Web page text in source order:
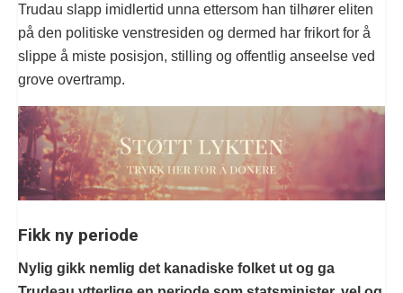
Trudau slapp imidlertid unna ettersom han tilhører eliten
på den politiske venstresiden og dermed har frikort for å
slippe å miste posisjon, stilling og offentlig anseelse ved
grove overtramp.
Fikk ny periode
Nylig gikk nemlig det kanadiske folket ut og ga